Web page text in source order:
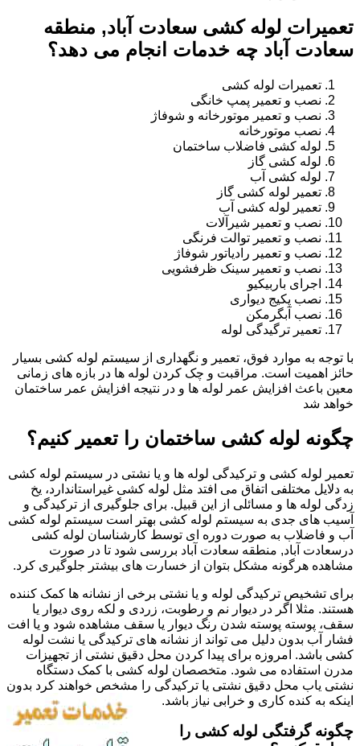
تعمیرات لوله کشی سعادت آباد, منطقه
سعادت آباد چه خدمات انجام می دهد؟
تعمیرات لوله کشی
نصب و تعمیر پمپ خانگی
نصب و تعمیر موتورخانه و شوفاژ
نصب موتورخانه
لوله کشی فاضلاب ساختمان
لوله کشی گاز
لوله کشی آب
تعمیر لوله کشی گاز
تعمیر لوله کشی آب
نصب و تعمیر شیرآلات
نصب و تعمیر توالت فرنگی
نصب و تعمیر رادیاتور شوفاژ
نصب و تعمیر سینک ظرفشویی
اجرای باربیکیو
نصب پکیج دیواری
نصب آبگرمکن
تعمیر ترگیدگی لوله
با توجه به موارد فوق، تعمیر و نگهداری از سیستم لوله کشی بسیار
حائز اهمیت است. مراقبت و چک کردن لوله ها در بازه های زمانی
معین باعث افزایش عمر لوله ها و در نتیجه افزایش عمر ساختمان
خواهد شد
چگونه لوله کشی ساختمان را تعمیر کنیم؟
تعمیر لوله کشی و ترکیدگی لوله ها و یا نشتی در سیستم لوله کشی
به دلایل مختلفی اتفاق می افتد مثل لوله کشی غیراستاندارد، یخ
زدگی لوله ها و مسائلی از این قبیل. برای جلوگیری از ترکیدگی و
آسیب های جدی به سیستم لوله کشی بهتر است سیستم لوله کشی
آب و فاضلاب به صورت دوره ای توسط کارشناسان لوله کشی
درسعادت آباد, منطقه سعادت آباد بررسی شود تا در صورت
مشاهده هرگونه مشکل بتوان از خسارت های بیشتر جلوگیری کرد.
برای تشخیص ترکیدگی لوله و یا نشتی برخی از نشانه ها کمک کننده
هستند. مثلا اگر در دیوار نم و رطوبت، زردی و لکه روی دیوار یا
سقف، پوسته پوسته شدن رنگ دیوار یا سقف مشاهده شود و یا افت
فشار آب بدون دلیل می تواند از نشانه های ترکیدگی یا نشت لوله
کشی باشد. امروزه برای پیدا کردن محل دقیق نشتی از تجهیزات
مدرن استفاده می شود. متخصصان لوله کشی با کمک دستگاه
نشتی یاب محل دقیق نشتی یا ترکیدگی را مشخص خواهند کرد بدون
اینکه به کنده کاری و خرابی نیاز باشد.
چگونه گرفتگی لوله کشی را